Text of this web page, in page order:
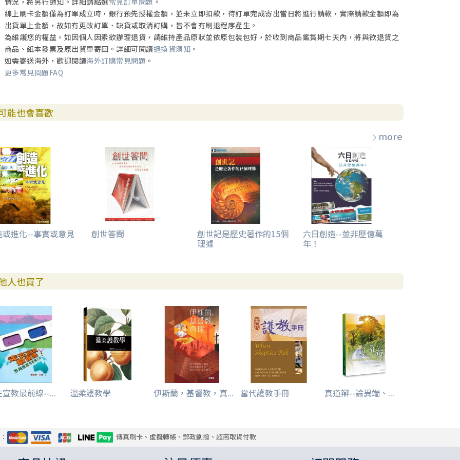
線上刷卡金額僅為訂單成立時，銀行預先授權金額，並未立即扣款，待訂單完成寄出當日將進行請款，實際請款金額即為
出貨單上金額，故如有更改訂單、缺貨或取消訂購，皆不會有刷退程序產生。
為維護您的權益，如因個人因素欲辦理退貨，請維持產品原狀並依原包裝包好，於收到商品鑑賞期七天內，將與欲退貨之
商品、紙本發票及原出貨單寄回。詳細可閱讀退換貨須知 。
如需寄送海外，歡迎閱讀海外訂購常見問題 。
更多常見問題FAQ
能也會喜歡
more
或進化--事實或意見 創世答問 創世記是歷史著作的15個
理據
六日創造--並非歷億萬
年！
人也買了
宣教最前線--... 溫柔護教學 伊斯蘭，基督教，真... 當代護教手冊 真道辯--論異端、...
傳真刷卡、虛擬轉帳、郵政劃撥、超商取貨付款